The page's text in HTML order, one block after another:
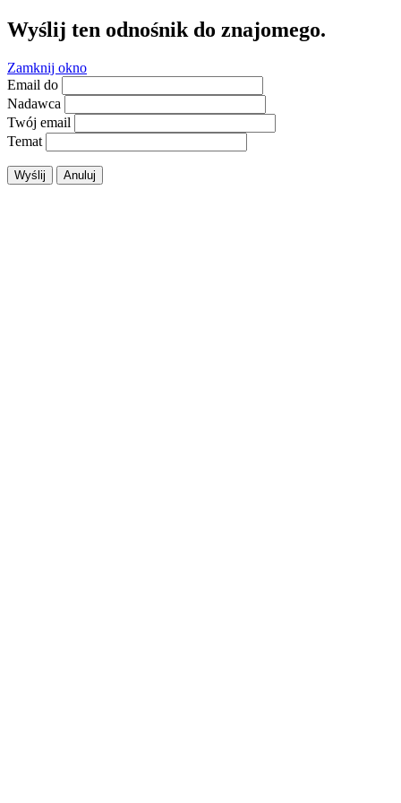
Wyślij ten odnośnik do znajomego.
Zamknij okno
Email do
Nadawca
Twój email
Temat
Wyślij Anuluj